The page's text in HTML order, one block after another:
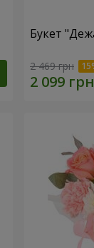
Букет
2 469 грн